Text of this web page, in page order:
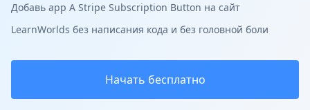
Добавь app A Stripe Subscription Button на сайт
LearnWorlds без написания кода и без головной боли
Начать бесплатно